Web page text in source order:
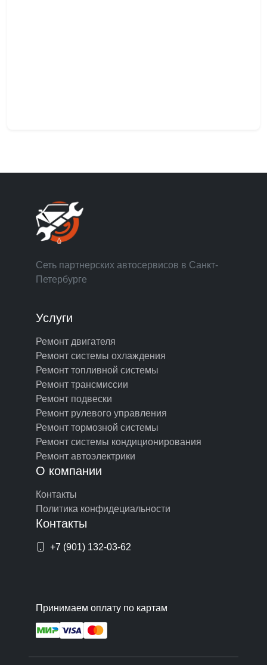
Сеть партнерских автосервисов в Санкт-
Петербурге
Услуги
Ремонт двигателя
Ремонт системы охлаждения
Ремонт топливной системы
Ремонт трансмиссии
Ремонт подвески
Ремонт рулевого управления
Ремонт тормозной системы
Ремонт системы кондиционирования
Ремонт автоэлектрики
О компании
Контакты
Политика конфидециальности
Контакты
+7 (901) 132-03-62
Принимаем оплату по картам